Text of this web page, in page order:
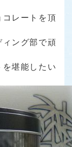
レートを頂
ング部で頑
堪能したい